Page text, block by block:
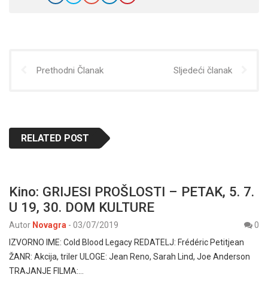
Prethodni Članak Sljedeći članak
RELATED POST
Kino: GRIJESI PROŠLOSTI – PETAK, 5. 7.
U 19, 30. DOM KULTURE
Autor Novagra - 03/07/2019
0
IZVORNO IME: Cold Blood Legacy REDATELJ: Frédéric Petitjean
ŽANR: Akcija, triler ULOGE: Jean Reno, Sarah Lind, Joe Anderson
TRAJANJE FILMA:…